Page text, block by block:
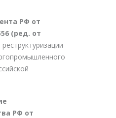
РФ от
(ред. от
РФ от